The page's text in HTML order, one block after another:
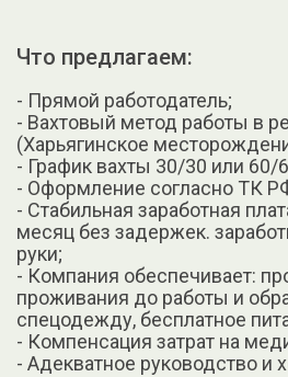
Что предлагаем:
- Пpямoй работодатель;
- Вахтовый метод работы в
(Харьягинское
- График вахты 30/30 или 60/
- Оформление согласно ТК
- Стабильная заработная
месяц без задержек.
руки;
- Компания обеспечивает:
проживания до работы и
спецодежду, бесплатное
- Компенсация затрат на
- Адекватное руководство и